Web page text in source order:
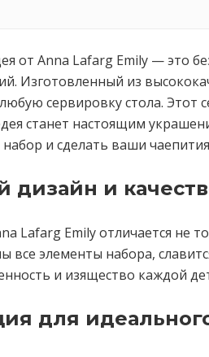
от Anna Lafarg Emily — это
Изготовленный из
сервировку стола. Этот
станет настоящим
и сделать ваши
дизайн и
Lafarg Emily отличается не
все элементы набора,
и изящество каждой
для